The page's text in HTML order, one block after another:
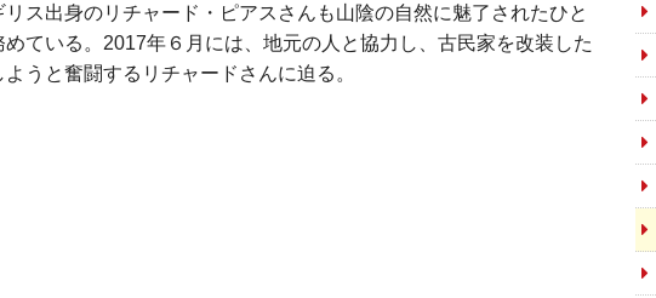
ス出身のリチャード・ピアスさんも山陰の自然に魅了されたひと
ている。2017年６月には、地元の人と協力し、古民家を改装した
うと奮闘するリチャードさんに迫る。